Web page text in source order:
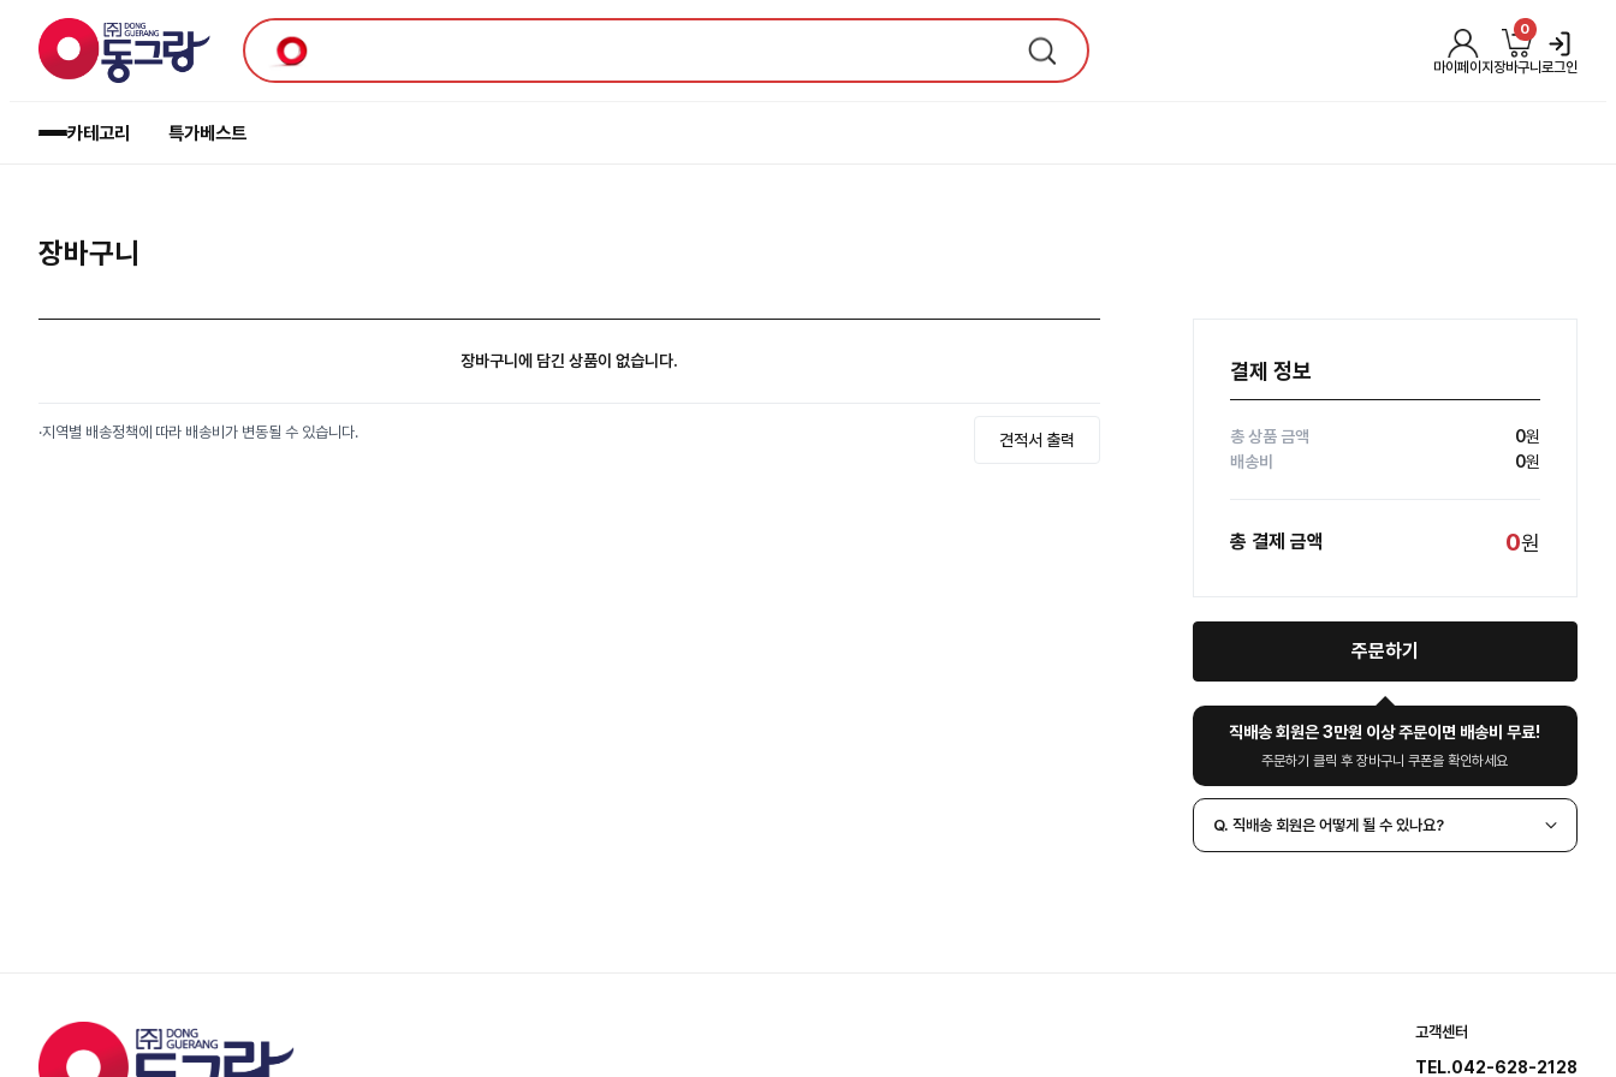
마이페이지장바구니
0
로그인
카테고리 특가베스트
장바구니
장바구니에 담긴 상품이 없습니다.
·지역별 배송정책에 따라 배송비가 변동될 수 있습니다. 견적서 출력
결제 정보
총 상품 금액 0원
배송비
0원
총 결제 금액 0원
주문하기
직배송 회원은 3만원 이상 주문이면 배송비 무료!
주문하기 클릭 후 장바구니 쿠폰을 확인하세요
Q. 직배송 회원은 어떻게 될 수 있나요?
고객센터
TEL.042-628-2128